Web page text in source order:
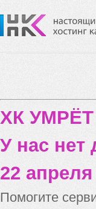
ХК
У нас нет
22
Помогите